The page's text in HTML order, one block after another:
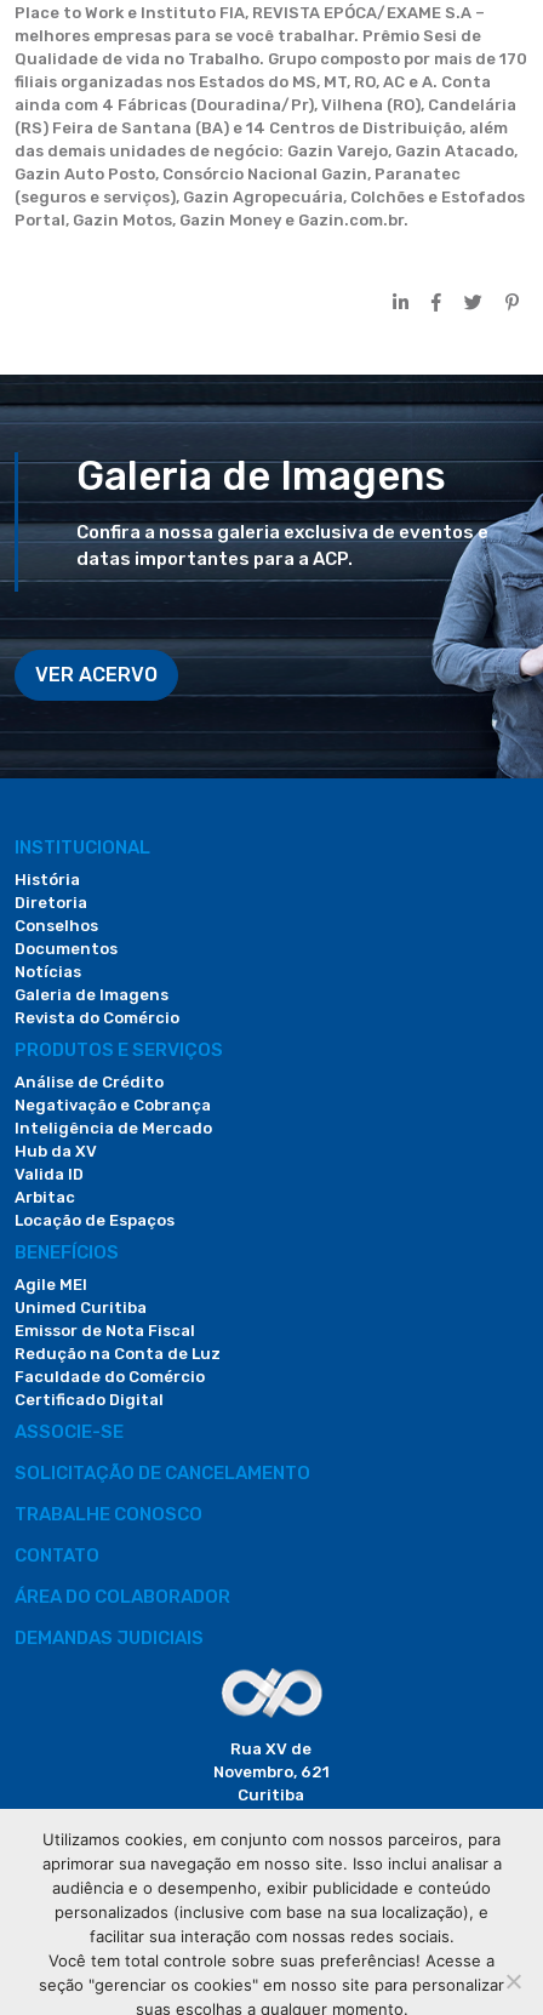
Place to Work e Instituto FIA, REVISTA EPÓCA/EXAME S.A –
melhores empresas para se você trabalhar. Prêmio Sesi de
Qualidade de vida no Trabalho. Grupo composto por mais de 170
filiais organizadas nos Estados do MS, MT, RO, AC e A. Conta
ainda com 4 Fábricas (Douradina/Pr), Vilhena (RO), Candelária
(RS) Feira de Santana (BA) e 14 Centros de Distribuição, além
das demais unidades de negócio: Gazin Varejo, Gazin Atacado,
Gazin Auto Posto, Consórcio Nacional Gazin, Paranatec
(seguros e serviços), Gazin Agropecuária, Colchões e Estofados
Portal, Gazin Motos, Gazin Money e Gazin.com.br.
Galeria de Imagens
Confira a nossa galeria exclusiva de eventos e
datas importantes para a ACP.
VER ACERVO
INSTITUCIONAL
História
Diretoria
Conselhos
Documentos
Notícias
Galeria de Imagens
Revista do Comércio
PRODUTOS E SERVIÇOS
Análise de Crédito
Negativação e Cobrança
Inteligência de Mercado
Hub da XV
Valida ID
Arbitac
Locação de Espaços
BENEFÍCIOS
Agile MEI
Unimed Curitiba
Emissor de Nota Fiscal
Redução na Conta de Luz
Faculdade do Comércio
Certificado Digital
ASSOCIE-SE
SOLICITAÇÃO DE CANCELAMENTO
TRABALHE CONOSCO
CONTATO
ÁREA DO COLABORADOR
DEMANDAS JUDICIAIS
Rua XV de
Novembro, 621
Curitiba
(41) 3320-
2929
Utilizamos cookies, em conjunto com nossos parceiros, para
aprimorar sua navegação em nosso site. Isso inclui analisar a
audiência e o desempenho, exibir publicidade e conteúdo
personalizados (inclusive com base na sua localização), e
facilitar sua interação com nossas redes sociais.
Você tem total controle sobre suas preferências! Acesse a
seção "gerenciar os cookies" em nosso site para personalizar
suas escolhas a qualquer momento.